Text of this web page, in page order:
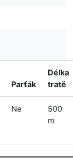
Parťák
Délka
tratě
Ne
500
m